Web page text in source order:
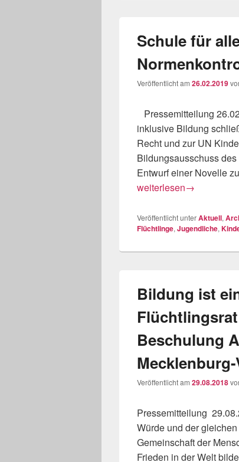
Schule für
Veröffentlicht am 26.02.2019
Pressemitteilung
inklusive Bildung
Recht und zur UN
Bildungsausschuss
Entwurf einer Novelle
Schule für alle –
weiterlesen→
Veröffentlicht unterAktuell,
Flüchtlinge, Jugendliche,
Bildung ist
Beschulung
Veröffentlicht am 29.08.2018
Pressemitteilung
Würde und der
Gemeinschaft der
Frieden in der Welt